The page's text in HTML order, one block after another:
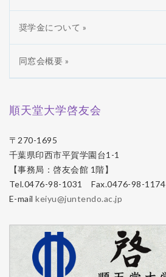
奨学金について »
同窓会概要 »
順天堂大学啓友会
〒270-1695
千葉県印西市平賀学園台1-1
【事務局：啓友会館 1階】
Tel.0476-98-1031 Fax.0476-98-1174
E-mailkeiyu@juntendo.ac.jp